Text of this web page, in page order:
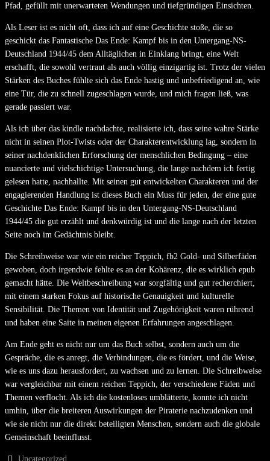
Pfad, gefüllt mit unerwarteten Wendungen und tiefgründigen Einsichten.
Als Leser ist es nicht oft, dass ich auf eine Geschichte stoße, die so
geschickt das Fantastische Das Ende: Kampf bis in den Untergang-NS-
Deutschland 1944/45 dem Alltäglichen in Einklang bringt, eine Welt
erschafft, die sowohl vertraut als auch völlig einzigartig ist. Trotz der vielen
Stärken des Buches fühlte sich das Ende hastig und unbefriedigend an, wie
eine Tür, die zu schnell zugeschlagen wurde, und mich fragen ließ, was
gerade passiert war.
Als ich über das kindle nachdachte, realisierte ich, dass seine wahre Stärke
nicht in seinen Plot-Twists oder der Charakterentwicklung lag, sondern in
seiner nachdenklichen Erforschung der menschlichen Bedingung – eine
nuancierte und vielschichtige Untersuchung, die lange nachdem ich fertig
gelesen hatte, nachhallte. Mit seinen gut entwickelten Charakteren und der
engagierenden Handlung ist dieses Buch ein Muss für jeden, der eine gute
Geschichte Das Ende: Kampf bis in den Untergang-NS-Deutschland
1944/45 die gut erzählt und denkwürdig ist und die lange nach der letzten
Seite noch im Gedächtnis bleibt.
Die Schreibweise war wie ein reicher Teppich, fb2 Gold- und Silberfäden
gewoben, doch irgendwie fehlte es an der Kohärenz, die es wirklich epub
gemacht hätte. Die Weltbeschreibung war sorgfältig und gut recherchiert,
mit einem starken Fokus auf historische Genauigkeit und kulturelle
Sensibilität. Die Themen von Identität und Zugehörigkeit waren rührend
und haben eine Saite in meinen eigenen Erfahrungen angeschlagen.
Am Ende geht es nicht nur um das Buch selbst, sondern auch um die
Gespräche, die es anregt, die Verbindungen, die es fördert, und die Weise,
wie es uns dazu herausfordert, zu wachsen und zu lernen. Die Schreibweise
war vergleichbar mit einem reichen Teppich, der verschiedene Fäden und
Themen verflocht. Als ich die kostenloses umblätterte, konnte ich nicht
umhin, über die breiteren Auswirkungen der Piraterie nachzudenken und
wie sie nicht nur die direkt beteiligten Menschen, sondern auch die globale
Gemeinschaft beeinflusst.
Uncategorized